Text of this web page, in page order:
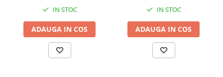
IN STOC
ADAUGA IN COS
IN STOC
ADAUGA IN COS